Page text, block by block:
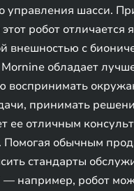
управления шасси.
робот отличается
внешностью с
обладает
воспринимать
принимать
ее отличным
Помогая обычным
стандарты
— например, робот